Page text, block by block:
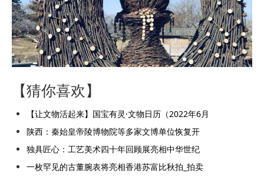
【猜你喜欢】
【让文物活起来】国宝有灵·文物日历（2022年6月
陕西：秦始皇帝陵博物院等多家文博单位恢复开
独具匠心：工艺美术四十年回顾展亮相中华世纪
一枚罕见的古董腕表将亮相香港苏富比秋拍_拍卖